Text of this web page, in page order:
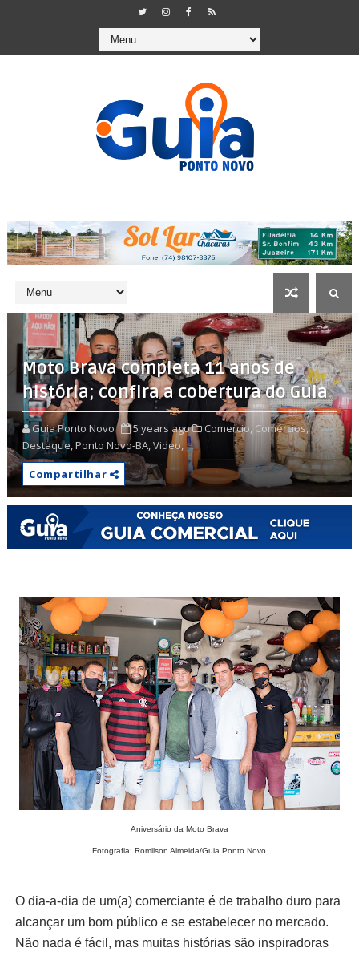
Moto Brava completa 11 anos de
história; confira a cobertura do Guia
Guia Ponto Novo 5 years ago Comercio, Comércios,
Destaque,Ponto Novo-BA,Video,
Compartilhar
Aniversário da Moto Brava
Fotografia: Romilson Almeida/Guia Ponto Novo
O dia-a-dia de um(a) comerciante é de trabalho duro para
alcançar um bom público e se estabelecer no mercado.
Não nada é fácil, mas muitas histórias são inspiradoras